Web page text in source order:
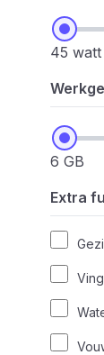
45 watt
6 GB
Extra